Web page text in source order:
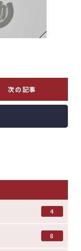
次の記事
4
8